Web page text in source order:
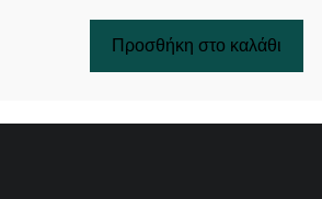
Προσθήκη στο καλάθι